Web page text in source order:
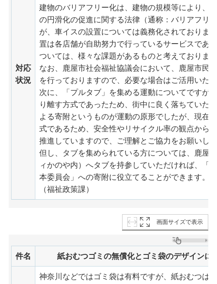
対応
状況
建物のバリアフリー化は、建物の規模等により、
の円滑化の促進に関する法律（通称：バリアフリ
が、車イスの設置については義務化されておりま
置は各店舗が自助努力で行っているサービスであ
ついては、様々な課題があるものと考えておりま
なお、鹿屋市社会福祉協議会において、鹿屋市民
を行っておりますので、必要な場合はご活用いた
次に、「プルタブ」を集める運動についてですが
り離す方式であったため、街中に良く落ちていた
よる寄附というものが運動の原形でしたが、現在
式であるため、安全性やリサイクル率の観点から
推進していますので、ご理解とご協力をお願いし
但し、タブを集められている方については、鹿屋
ィかのや内）へタブを持参していただければ、「
本委員会」への寄附に役立てることができます。
（福祉政策課）
画面サイズで表示
件名 紙おむつゴミの無償化とゴミ袋のデザインに
神奈川などではゴミ袋は有料ですが、紙おむつは